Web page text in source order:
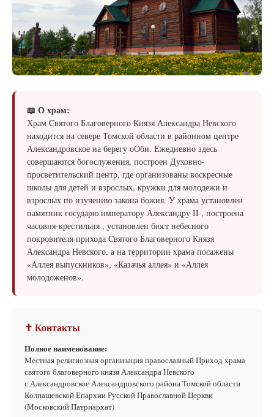
📖 О храм:
Храм Cвятого Благоверного Князя Александра Невского
находится на севере Томской области в районном центре
Александровское на берегу оОби. Ежедневно здесь
совершаются богослужения, построен Духовно-
просветительский центр, где организованы воскресные
школы для детей и взрослых, кружки для молодежи и
взрослых по изучению закона божия. У храма установлен
памятник государю императору Александру II , построена
часовня-крестильня , установлен бюст небесного
покровителя прихода Cвятого Благоверного Князя
Александра Невского, а на территории храма посажены
«Аллея выпускников», «Казачья аллея» и «Аллея
молодоженов».
✝ Контакты
Полное наименование:
Местная религиозная организация православный Приход храма
святого благоверного князя Александра Невского
с.Александровское Александровского района Томской области
Колпашевской Епархии Русской Православной Церкви
(Московский Патриархат)